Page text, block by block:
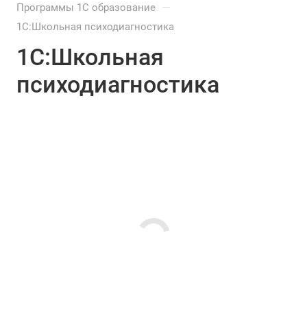
Программы 1С образование —
1С:Школьная психодиагностика
1С:Школьная
психодиагностика